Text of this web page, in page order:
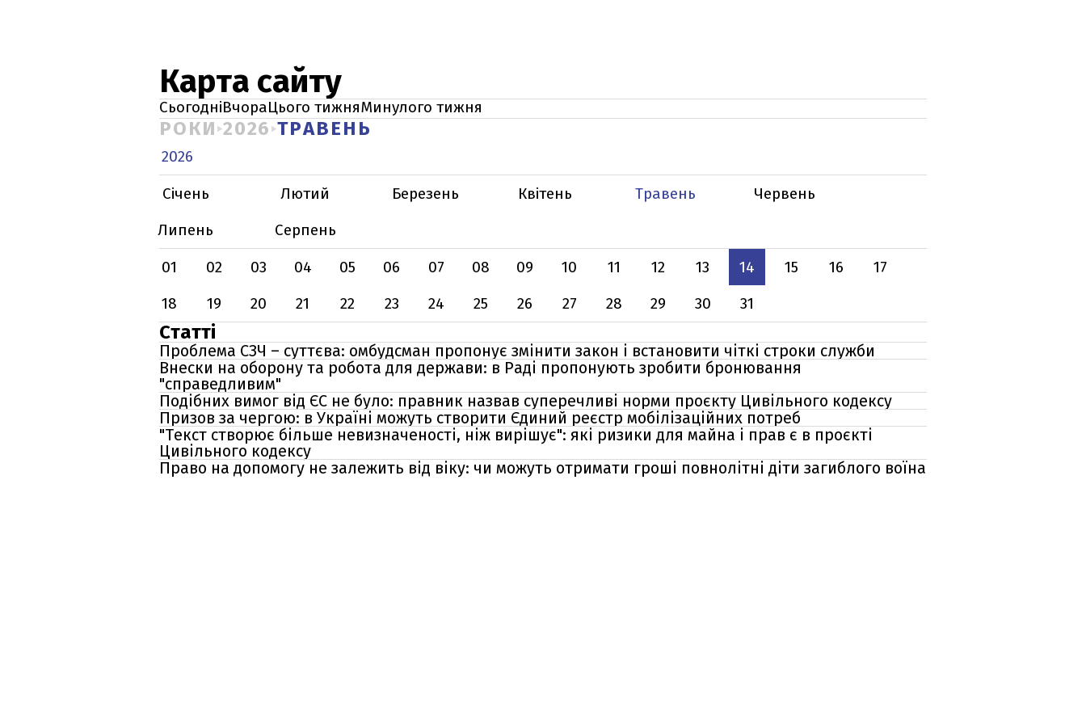
Карта сайту
СьогодніВчораЦього тижняМинулого тижня
РОКИ 2026 ТРАВЕНЬ
2026
Січень
Лютий Березень Квітень Травень
Червень
Липень
Серпень
01
02 03 04 05 06 07 08 09 10 11 12 13 14 15 16
17
18
19 20 21 22 23 24 25 26 27 28 29 30 31
Статті
Проблема СЗЧ – суттєва: омбудсман пропонує змінити закон і встановити чіткі строки служби
Внески на оборону та робота для держави: в Раді пропонують зробити бронювання
"справедливим"
Подібних вимог від ЄС не було: правник назвав суперечливі норми проєкту Цивільного кодексу
Призов за чергою: в Україні можуть створити Єдиний реєстр мобілізаційних потреб
"Текст створює більше невизначеності, ніж вирішує": які ризики для майна і прав є в проєкті
Цивільного кодексу
Право на допомогу не залежить від віку: чи можуть отримати гроші повнолітні діти загиблого воїна